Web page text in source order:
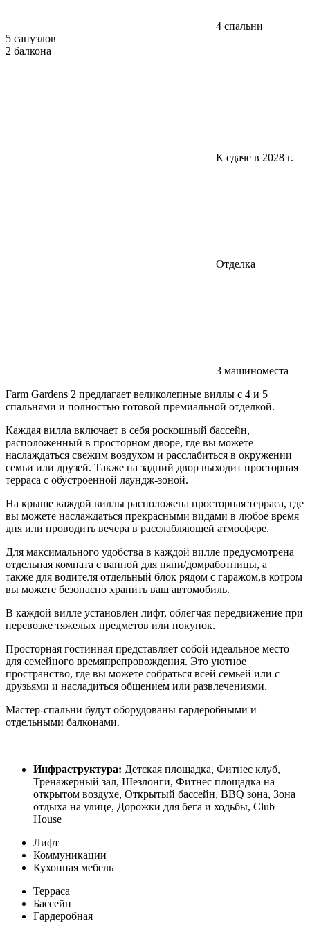
4 спальни
5 санузлов
2 балкона
К сдаче в 2028 г.
Отделка
3 машиноместа
Farm Gardens 2 предлагает великолепные виллы с 4 и 5
спальнями и полностью готовой премиальной отделкой.
Каждая вилла включает в себя роскошный бассейн,
расположенный в просторном дворе, где вы можете
наслаждаться свежим воздухом и расслабиться в окружении
семьи или друзей. Также на задний двор выходит просторная
терраса с обустроенной лаундж-зоной.
На крыше каждой виллы расположена просторная терраса, где
вы можете наслаждаться прекрасными видами в любое время
дня или проводить вечера в расслабляющей атмосфере.
Для максимального удобства в каждой вилле предусмотрена
отдельная комната с ванной для няни/домработницы, а
также для водителя отдельный блок рядом с гаражом,в котром
вы можете безопасно хранить ваш автомобиль.
В каждой вилле установлен лифт, облегчая передвижение при
перевозке тяжелых предметов или покупок.
Просторная гостинная представляет собой идеальное место
для семейного времяпрепровождения. Это уютное
пространство, где вы можете собраться всей семьей или с
друзьями и насладиться общением или развлечениями.
Мастер-спальни будут оборудованы гардеробными и
отдельными балконами.
Инфраструктура: Детская площадка, Фитнес клуб,
Тренажерный зал, Шезлонги, Фитнес площадка на
открытом воздухе, Открытый бассейн, BBQ зона, Зона
отдыха на улице, Дорожки для бега и ходьбы, Club
House
Лифт
Коммуникации
Кухонная мебель
Терраса
Бассейн
Гардеробная